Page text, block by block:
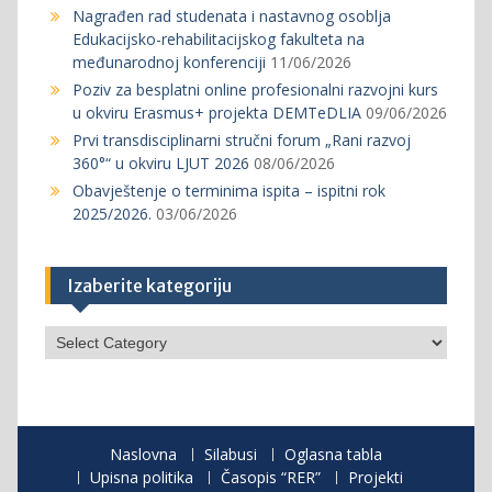
Nagrađen rad studenata i nastavnog osoblja
Edukacijsko-rehabilitacijskog fakulteta na
međunarodnoj konferenciji 11/06/2026
Poziv za besplatni online profesionalni razvojni kurs
u okviru Erasmus+ projekta DEMTeDLIA 09/06/2026
Prvi transdisciplinarni stručni forum „Rani razvoj
360°“ u okviru LJUT 2026 08/06/2026
Obavještenje o terminima ispita – ispitni rok
2025/2026. 03/06/2026
Izaberite kategoriju
Izaberite
kategoriju
Naslovna Silabusi
Oglasna tabla
Upisna politika
Časopis “RER” Projekti